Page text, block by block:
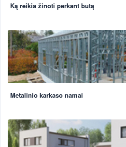
Ką reikia žinoti perkant butą
Metalinio karkaso namai